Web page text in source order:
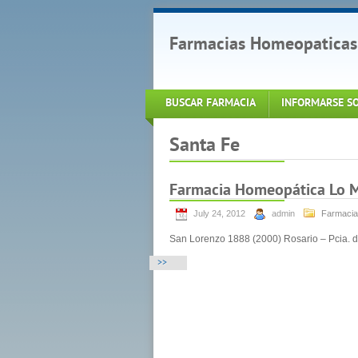
Farmacias Homeopaticas
BUSCAR FARMACIA INFORMARSE
Santa Fe
Farmacia Homeopática Lo
July 24, 2012 admin Farmacia
San Lorenzo 1888 (2000) Rosario – Pcia.
>>